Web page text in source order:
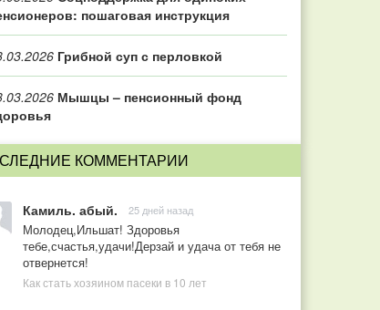
пошаговая инструкция
Грибной суп с перловкой
Мышцы – пенсионный фонд
КОММЕНТАРИИ
Камиль. абый. 25 дней назад
Молодец,Ильшат! Здоровья
тебе,счастья,удачи!Дерзай и удача от тебя не
отвернется!
Как стать хозяином пасеки в 10 лет